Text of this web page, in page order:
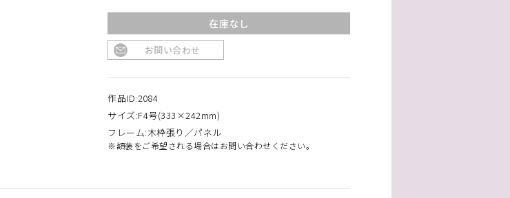
在庫なし
お問い合わせ
作品ID:2084
サイズ:F4号(333×242mm)
フレーム:木枠張り／パネル
※額装をご希望される場合はお問い合わせください。